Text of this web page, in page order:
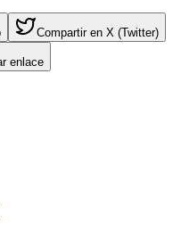
Compartir en X (Twitter)
enlace